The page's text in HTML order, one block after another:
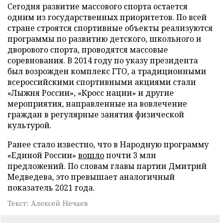
Сегодня развитие массового спорта остается
одним из государственных приоритетов. По всей
стране строятся спортивные объекты реализуются
программы по развитию детского, школьного и
дворового спорта, проводятся массовые
соревнования. В 2014 году по указу президента
был возрожден комплекс ГТО, а традиционными
всероссийскими спортивными акциями стали
«Лыжня России», «Кросс нации» и другие
мероприятия, направленные на вовлечение
граждан в регулярные занятия физической
культурой.
Ранее стало известно, что в Народную программу
«Единой России» вошлопочти 3 млн
предложений. По словам главы партии Дмитрий
Медведева, это превышает аналогичный
показатель 2021 года.
Текст: Алексей Нечаев